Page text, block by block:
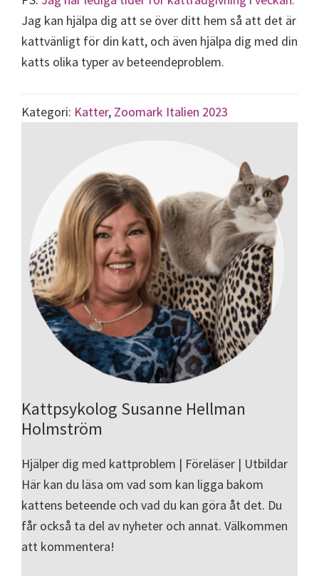
Jag kan hjälpa dig att se över ditt hem så att det är
kattvänligt för din katt, och även hjälpa dig med din
katts olika typer av beteendeproblem.
Kategori: Katter, Zoomark Italien 2023
Kattpsykolog Susanne Hellman
Holmström
Hjälper dig med kattproblem | Föreläser | Utbildar
Här kan du läsa om vad som kan ligga bakom
kattens beteende och vad du kan göra åt det. Du
får också ta del av nyheter och annat. Välkommen
att kommentera!